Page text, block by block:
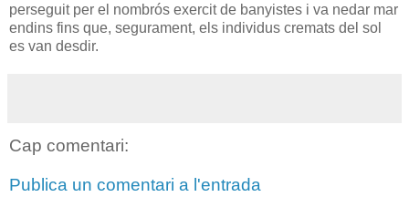
perseguit per el nombrós exercit de banyistes i va nedar mar
endins fins que, segurament, els individus cremats del sol
es van desdir.
Cap comentari:
Publica un comentari a l'entrada